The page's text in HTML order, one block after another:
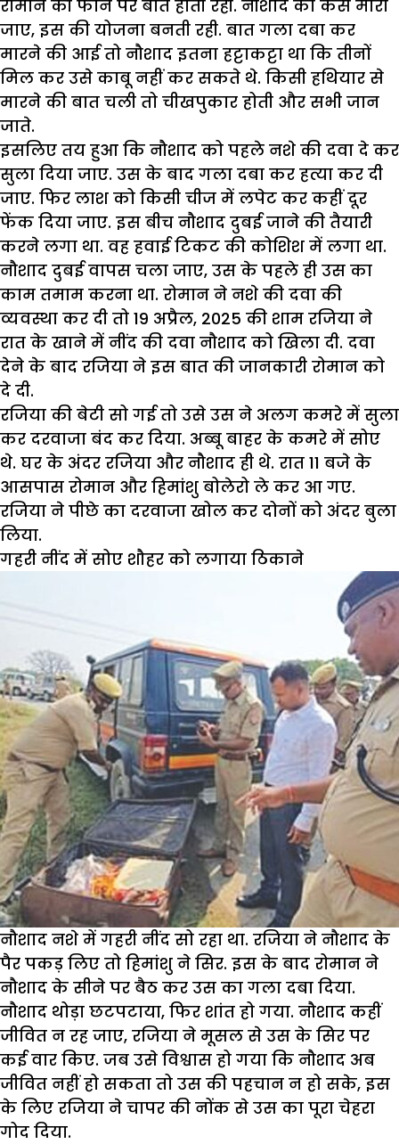
रोमान की फोन पर बातें होती रहीं. नौशाद को कैसे मारा
जाए, इस की योजना बनती रही. बात गला दबा कर
मारने की आई तो नौशाद इतना हट्टाकट्टा था कि तीनों
मिल कर उसे काबू नहीं कर सकते थे. किसी हथियार से
मारने की बात चली तो चीखपुकार होती और सभी जान
जाते.
इसलिए तय हुआ कि नौशाद को पहले नशे की दवा दे कर
सुला दिया जाए. उस के बाद गला दबा कर हत्या कर दी
जाए. फिर लाश को किसी चीज में लपेट कर कहीं दूर
फेंक दिया जाए. इस बीच नौशाद दुबई जाने की तैयारी
करने लगा था. वह हवाई टिकट की कोशिश में लगा था.
नौशाद दुबई वापस चला जाए, उस के पहले ही उस का
काम तमाम करना था. रोमान ने नशे की दवा की
व्यवस्था कर दी तो 19 अप्रैल, 2025 की शाम रजिया ने
रात के खाने में नींद की दवा नौशाद को खिला दी. दवा
देने के बाद रजिया ने इस बात की जानकारी रोमान को
दे दी.
रजिया की बेटी सो गई तो उसे उस ने अलग कमरे में सुला
कर दरवाजा बंद कर दिया. अब्बू बाहर के कमरे में सोए
थे. घर के अंदर रजिया और नौशाद ही थे. रात 11 बजे के
आसपास रोमान और हिमांशु बोलेरो ले कर आ गए.
रजिया ने पीछे का दरवाजा खोल कर दोनों को अंदर बुला
लिया.
गहरी नींद में सोए शौहर को लगाया ठिकाने
नौशाद नशे में गहरी नींद सो रहा था. रजिया ने नौशाद के
पैर पकड़ लिए तो हिमांशु ने सिर. इस के बाद रोमान ने
नौशाद के सीने पर बैठ कर उस का गला दबा दिया.
नौशाद थोड़ा छटपटाया, फिर शांत हो गया. नौशाद कहीं
जीवित न रह जाए, रजिया ने मूसल से उस के सिर पर
कई वार किए. जब उसे विश्वास हो गया कि नौशाद अब
जीवित नहीं हो सकता तो उस की पहचान न हो सके, इस
के लिए रजिया ने चापर की नोंक से उस का पूरा चेहरा
गोद दिया.